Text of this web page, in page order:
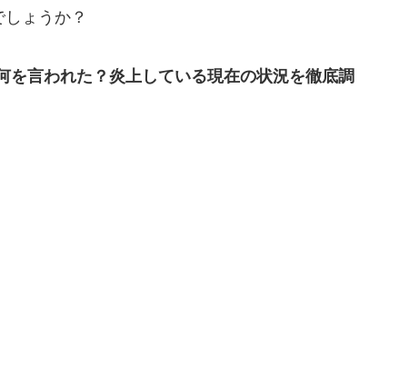
ょうか？
を言われた？炎上している現在の状況を徹底調